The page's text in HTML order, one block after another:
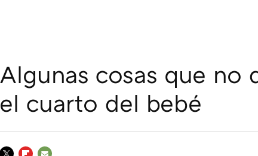
Algunas cosas que no
el cuarto del bebé